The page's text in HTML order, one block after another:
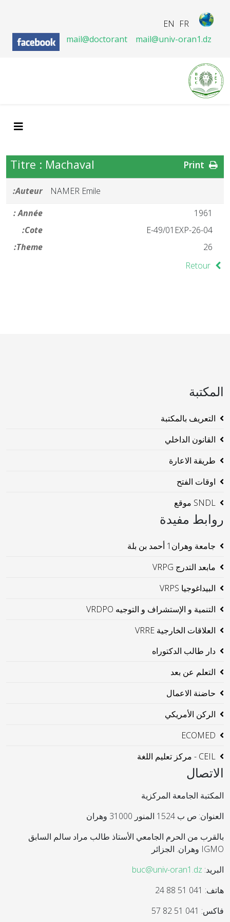
FR
EN
mail@doctorant
mail@univ-oran1.dz
Titre : Machaval
Auteur:
NAMER Emile
Année :
1961
Cote:
26-04-E-49/01EXP
Theme:
26
Retour
المكتبة
التعريف بالمكتبة
القانون الداخلي
طريقة الاعارة
اوقات الفتح
SNDL موقع
روابط مفيدة
جامعة وهران1 أحمد بن بلة
مابعد التدرج VRPG
البيداغوجيا VRPS
التنمية و الإستشراف و التوجيه VRDPO
العلاقات الخارجية VRRE
دار طالب الدكتوراه
التعلم عن بعد
حاضنة الاعمال
الركن الأمريكي
ECOMED
CEIL - مركز تعليم اللغة
الاتصال
المكتبة الجامعة المركزية
العنوان: ص ب 1524 المنور 31000 وهران
بالقرب من الحرم الجامعي الأستاذ طالب مراد سالم السابق
IGMO وهران. الجزائر
البريد: buc@univ-oran1.dz
هاتف: 041 51 88 24
فاكس: 041 51 82 57